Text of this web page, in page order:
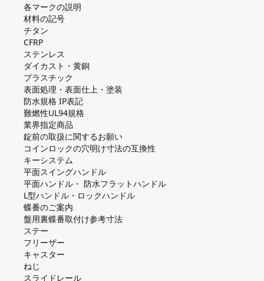
各マークの説明
材料の記号
チタン
CFRP
ステンレス
ダイカスト・⻩銅
プラスチック
表面処理・表面仕上・塗装
防⽔規格 IP表記
難燃性UL94規格
業界指定商品
錠前の取扱に関するお願い
コインロックの⽳明け⼨法の互換性
キーシステム
平⾯スイングハンドル
平⾯ハンドル・ 防⽔フラットハンドル
L型ハンドル・ロックハンドル
蝶番のご案内
盤⽤裏蝶番取付け参考⼨法
ステー
フリーザー
キャスター
ねじ
スライドレール